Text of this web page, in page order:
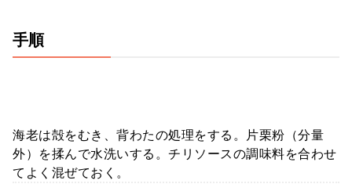
手順
海老は殻をむき、背わたの処理をする。片栗粉（分量
外）を揉んで水洗いする。チリソースの調味料を合わせ
てよく混ぜておく。